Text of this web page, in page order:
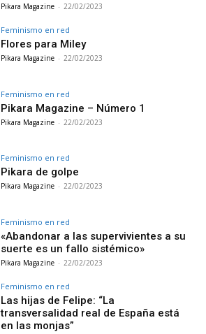
Pikara Magazine - 22/02/2023
Feminismo en red
Flores para Miley
Pikara Magazine - 22/02/2023
Feminismo en red
Pikara Magazine – Número 1
Pikara Magazine - 22/02/2023
Feminismo en red
Pikara de golpe
Pikara Magazine - 22/02/2023
Feminismo en red
«Abandonar a las supervivientes a su
suerte es un fallo sistémico»
Pikara Magazine - 22/02/2023
Feminismo en red
Las hijas de Felipe: “La
transversalidad real de España está
en las monjas”